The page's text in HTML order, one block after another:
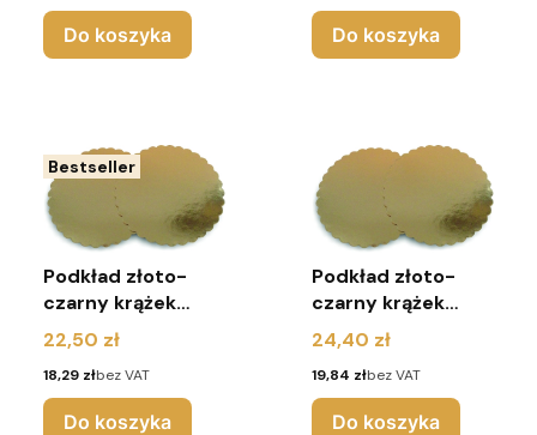
Do koszyka Do koszyka
Bestseller
Podkład złoto-
czarny krążek
karbowany 2400G
r.20 (pakiet 10
sztuk)
Cena
22,50 zł
Cena
18,29 złbez VAT
Do koszyka
Podkład złoto-
czarny krążek
karbowany 2400G
r.22 (pakiet 10
sztuk)
Cena
24,40 zł
Cena
19,84 złbez VAT
Do koszyka